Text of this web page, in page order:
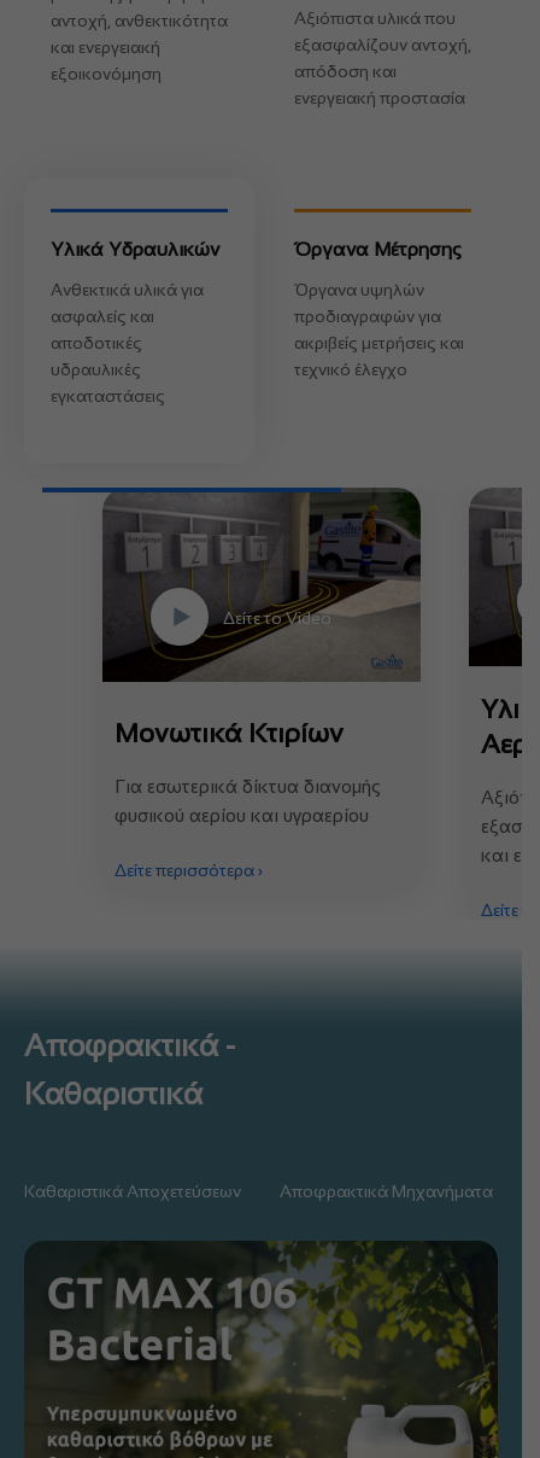
αντοχή, ανθεκτικότητα
και ενεργειακή
εξοικονόμηση
Αξιόπιστα υλικά που
εξασφαλίζουν αντοχή,
απόδοση και
ενεργειακή προστασία
Υλικά Υδραυλικών
Ανθεκτικά υλικά για
ασφαλείς και
αποδοτικές
υδραυλικές
εγκαταστάσεις
Όργανα Μέτρησης
Όργανα υψηλών
προδιαγραφών για
ακριβείς μετρήσεις και
τεχνικό έλεγχο
Δείτε το Video
Μονωτικά Κτιρίων
Για εσωτερικά δίκτυα διανομής
φυσικού αερίου και υγραερίου
Δείτε περισσότερα›
και
Δείτε
Αποφρακτικά -
Καθαριστικά
Καθαριστικά Αποχετεύσεων Αποφρακτικά Μηχανήματα